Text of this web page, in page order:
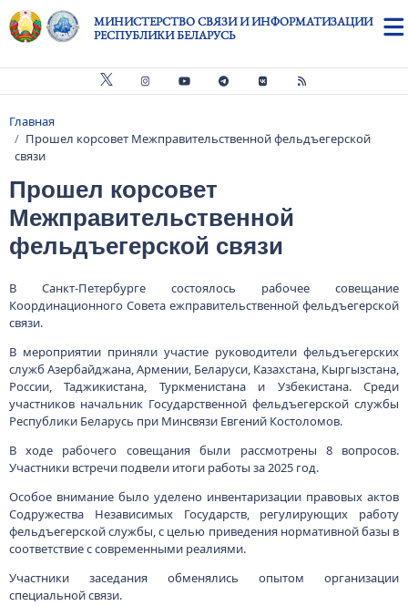
Перейти к основному содержанию
МИНИСТЕРСТВО СВЯЗИ И ИНФОРМАТИЗАЦИИ
РЕСПУБЛИКИ БЕЛАРУСЬ
Строка навигации
Главная
Прошел корсовет Межправительственной фельдъегерской
связи
Прошел корсовет
Межправительственной
фельдъегерской связи
В Санкт-Петербурге состоялось рабочее совещание
Координационного Совета ежправительственной фельдъегерской
связи.
В мероприятии приняли участие руководители фельдъегерских
служб Азербайджана, Армении, Беларуси, Казахстана, Кыргызстана,
России, Таджикистана, Туркменистана и Узбекистана. Среди
участников начальник Государственной фельдъегерской службы
Республики Беларусь при Минсвязи Евгений Костоломов.
В ходе рабочего совещания были рассмотрены 8 вопросов.
Участники встречи подвели итоги работы за 2025 год.
Особое внимание было уделено инвентаризации правовых актов
Содружества Независимых Государств, регулирующих работу
фельдъегерской службы, с целью приведения нормативной базы в
соответствие с современными реалиями.
Участники заседания обменялись опытом организации
специальной связи.